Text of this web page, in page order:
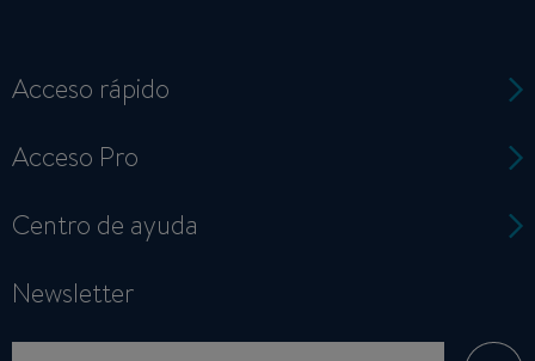
Acceso rápido
Acceso Pro
Centro de ayuda
Newsletter